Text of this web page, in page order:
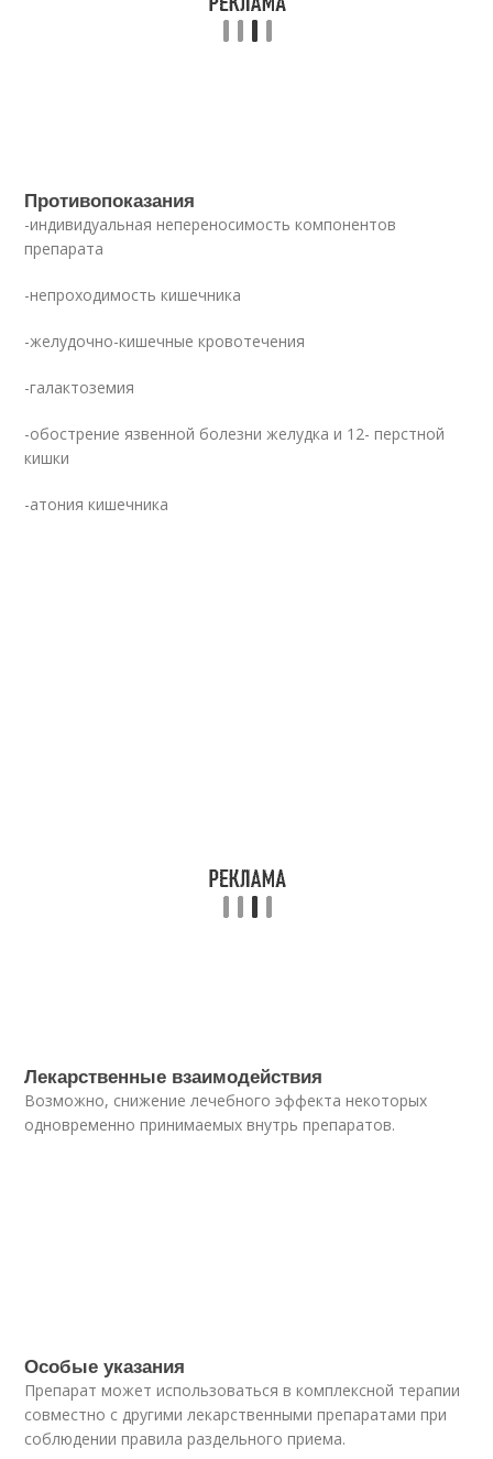
Противопоказания
-индивидуальная непереносимость компонентов
препарата
-непроходимость кишечника
-желудочно-кишечные кровотечения
-галактоземия
-обострение язвенной болезни желудка и 12- перстной
кишки
-атония кишечника
Лекарственные взаимодействия
Возможно, снижение лечебного эффекта некоторых
одновременно принимаемых внутрь препаратов.
Особые указания
Препарат может использоваться в комплексной терапии
совместно с другими лекарственными препаратами при
соблюдении правила раздельного приема.